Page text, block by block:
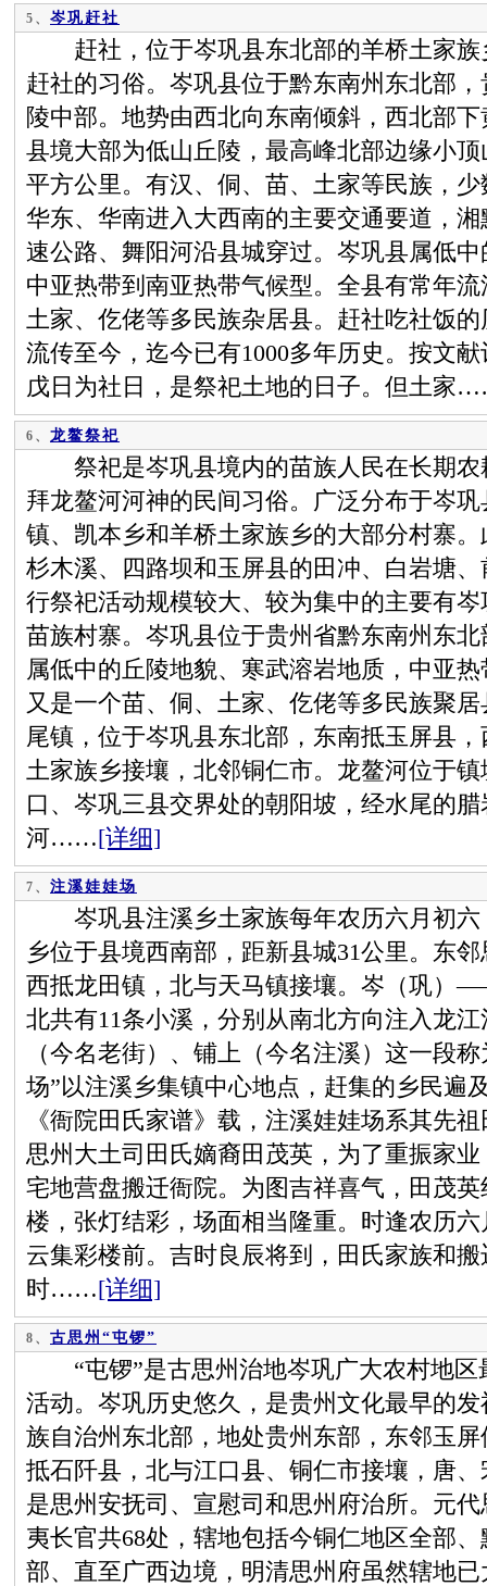
5、 岑巩赶社
赶社，位于岑巩县东北部的羊桥土家族
赶社的习俗。岑巩县位于黔东南州东北部
陵中部。地势由西北向东南倾斜，西北部
县境大部为低山丘陵，最高峰北部边缘小顶
平方公里。有汉、侗、苗、土家等民族，
华东、华南进入大西南的主要交通要道，
速公路、舞阳河沿县城穿过。岑巩县属低
中亚热带到南亚热带气候型。全县有常年
土家、仡佬等多民族杂居县。赶社吃社饭
流传至今，迄今已有1000多年历史。按文
戊日为社日，是祭祀土地的日子。但土家
6、 龙鳌祭祀
祭祀是岑巩县境内的苗族人民在长期农
拜龙鳌河河神的民间习俗。广泛分布于岑
镇、凯本乡和羊桥土家族乡的大部分村寨
杉木溪、四路坝和玉屏县的田冲、白岩塘
行祭祀活动规模较大、较为集中的主要有
苗族村寨。岑巩县位于贵州省黔东南州东
属低中的丘陵地貌、寒武溶岩地质，中亚
又是一个苗、侗、土家、仡佬等多民族聚
尾镇，位于岑巩县东北部，东南抵玉屏县
土家族乡接壤，北邻铜仁市。龙鳌河位于
口、岑巩三县交界处的朝阳坡，经水尾的
河……[详细]
7、 注溪娃娃场
岑巩县注溪乡土家族每年农历六月初六
乡位于县境西南部，距新县城31公里。东
西抵龙田镇，北与天马镇接壤。岑（巩）
北共有11条小溪，分别从南北方向注入龙
（今名老街）、铺上（今名注溪）这一段
场”以注溪乡集镇中心地点，赶集的乡民遍
《衙院田氏家谱》载，注溪娃娃场系其先
思州大土司田氏嫡裔田茂英，为了重振家
宅地营盘搬迁衙院。为图吉祥喜气，田茂
楼，张灯结彩，场面相当隆重。时逢农历
云集彩楼前。吉时良辰将到，田氏家族和
时……[详细]
8、 古思州“屯锣”
“屯锣”是古思州治地岑巩广大农村地区
活动。岑巩历史悠久，是贵州文化最早的
族自治州东北部，地处贵州东部，东邻玉
抵石阡县，北与江口县、铜仁市接壤，唐
是思州安抚司、宣慰司和思州府治所。元
夷长官共68处，辖地包括今铜仁地区全部
部、直至广西边境，明清思州府虽然辖地